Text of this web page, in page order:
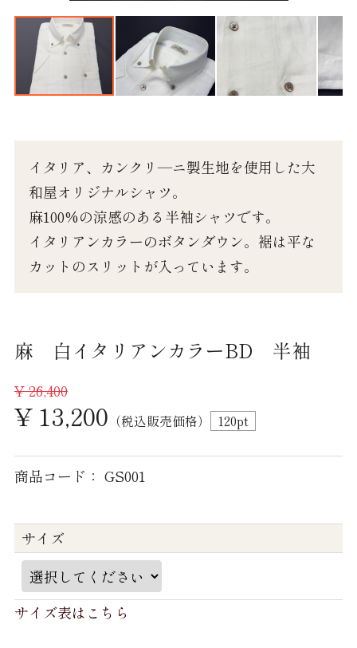
ポケットチーフ
Sale
ワイシャツ半袖
カジュアルシャツ 長袖
カジュアルシャツ 半袖
カジュアルシャツ 七分袖
婦人シャツ M
パジャマ 紳士 L
パジャマ 婦人 M
Brand
TEXTIBER
RATTI
イタリア、カンクリ―ニ製生地を使用した大
和屋オリジナルシャツ。
麻100%の涼感のある半袖シャツです。
イタリアンカラーのボタンダウン。裾は平な
カットのスリットが入っています。
麻 白イタリアンカラーBD 半袖
¥26,400
¥ 13,200 （税込販売価格） 120pt
商品コード： GS001
サイズ
サイズ表はこちら